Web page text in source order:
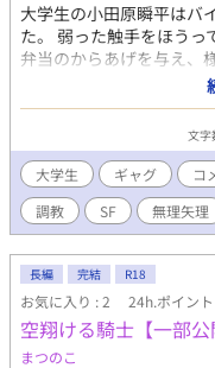
大学生の小田原瞬平はバ
た。 弱った触手をほうっ
弁当のからあげを与え、
平が飼い始めた内緒のペ
にごまかす。 とはいえ現
がだんだん可愛く見え
にして……。 （触手/人
責め/コメディ） イラス
文字
大学生 ギャグ コ
調教
SF 無理矢理
長編 完結 R18
お気に入り : 2 24h.ポイン
空翔ける騎士【一部公
まつのこ